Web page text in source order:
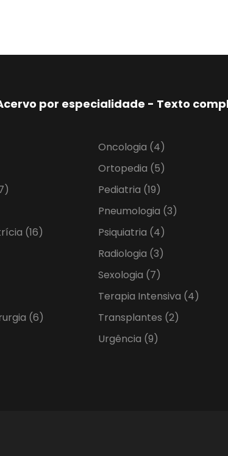
por especialidade - Texto
(16)
(6)
Oncologia (4)
Ortopedia (5)
Pediatria (19)
Pneumologia (3)
Psiquiatria (4)
Radiologia (3)
Sexologia (7)
Terapia Intensiva (4)
Transplantes (2)
Urgência (9)